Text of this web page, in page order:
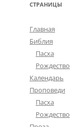
СТРАНИЦЫ
Главная
Библия
Пасха
Рождество
Календарь
Проповеди
Пасха
Рождество